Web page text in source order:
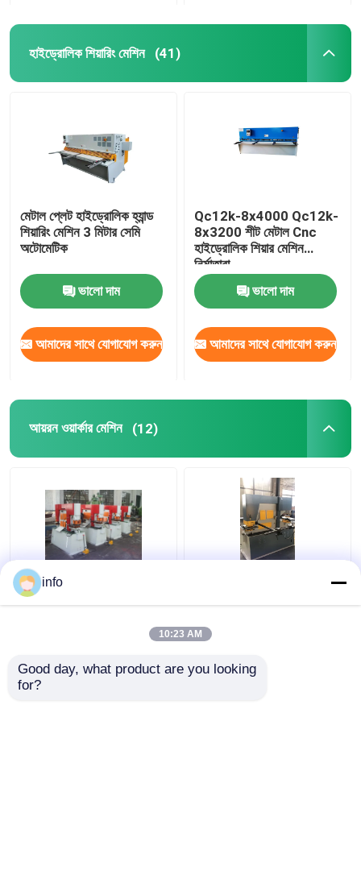
হাইড্রোলিক শিয়ারিং মেশিন (41)
মেটাল প্লেট হাইড্রোলিক হ্যান্ড
শিয়ারিং মেশিন 3 মিটার সেমি
অটোমেটিক
ভালো দাম
আমাদের সাথে যোগাযোগ করুন
Qc12k-8x4000 Qc12k-
8x3200 শীট মেটাল Cnc
হাইড্রোলিক শিয়ার মেশিন
নির্মাতারা
ভালো দাম
আমাদের সাথে যোগাযোগ করুন
আয়রন ওয়ার্কার মেশিন (12)
আয়রন ওয়ার্কস হাইড্রোলিক প্রেস
হাইড্রোলিক পাঞ্চ এবং শিয়ার
ভালো দাম
Q35y-20 হাইড্রোলিক
ম্যানুয়াল আয়রনওয়ার্কার মেশিন
ছোট
ভালো দাম
info
10:23 AM
Good day, what product are you looking
for?